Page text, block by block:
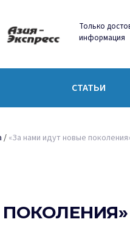
Только
информация
СТАТЬИ
/ «За нами идут новые